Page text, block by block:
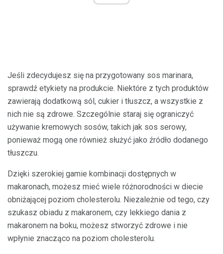
Jeśli zdecydujesz się na przygotowany sos marinara,
sprawdź etykiety na produkcie. Niektóre z tych produktów
zawierają dodatkową sól, cukier i tłuszcz, a wszystkie z
nich nie są zdrowe. Szczególnie staraj się ograniczyć
używanie kremowych sosów, takich jak sos serowy,
ponieważ mogą one również służyć jako źródło dodanego
tłuszczu.
Dzięki szerokiej gamie kombinacji dostępnych w
makaronach, możesz mieć wiele różnorodności w diecie
obniżającej poziom cholesterolu. Niezależnie od tego, czy
szukasz obiadu z makaronem, czy lekkiego dania z
makaronem na boku, możesz stworzyć zdrowe i nie
wpłynie znacząco na poziom cholesterolu.